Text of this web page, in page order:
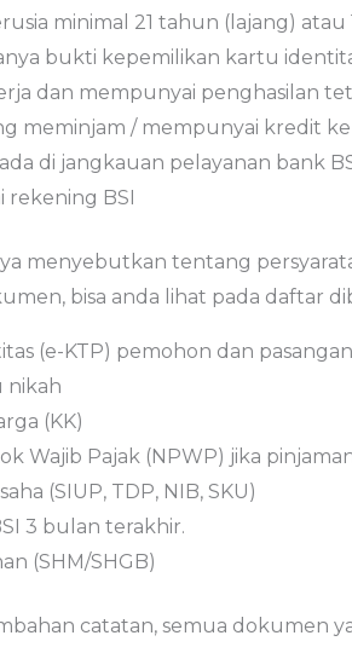
minimal 21 tahun (lajang)
bukti kepemilikan kartu
dan mempunyai penghasilan
meminjam / mempunyai kredit
di jangkauan pelayanan bank
rekening BSI
menyebutkan tentang
bisa anda lihat pada daftar
(e-KTP) pemohon dan
nikah
(KK)
Wajib Pajak (NPWP) jika
(SIUP, TDP, NIB, SKU)
3 bulan terakhir.
(SHM/SHGB)
catatan, semua dokumen